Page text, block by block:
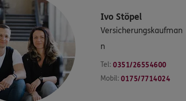
Ivo Stöpel
Versicherungskaufman
n
Tel: 0351/26554600
Mobil: 0175/7714024